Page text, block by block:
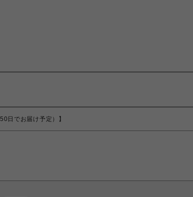
日でお届け予定）】